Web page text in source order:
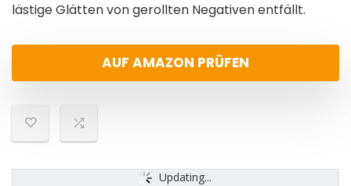
lästige Glätten von gerollten Negativen entfällt.
AUF AMAZON PRÜFEN
Updating...